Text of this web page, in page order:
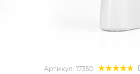
Артикул: 17350